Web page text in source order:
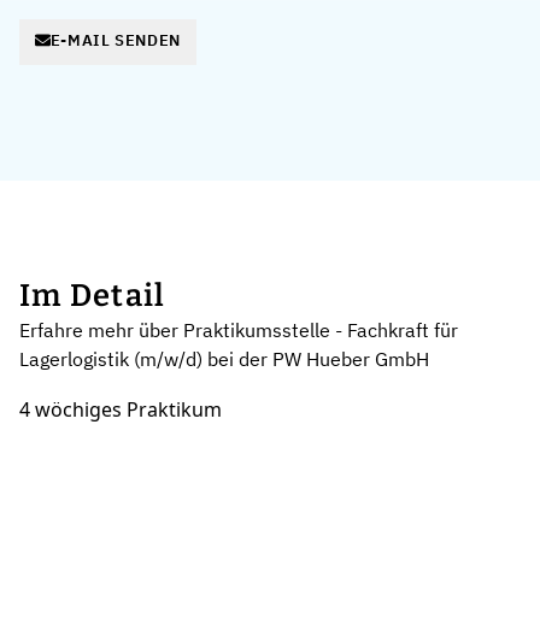
E-MAIL SENDEN
Im Detail
Erfahre mehr über Praktikumsstelle - Fachkraft für
Lagerlogistik (m/w/d) bei der PW Hueber GmbH
4 wöchiges Praktikum